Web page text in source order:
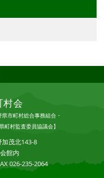
村会
市町村総合事務組合・
町村監査委員協議会】
加茂北143-8
館内
026-235-2064